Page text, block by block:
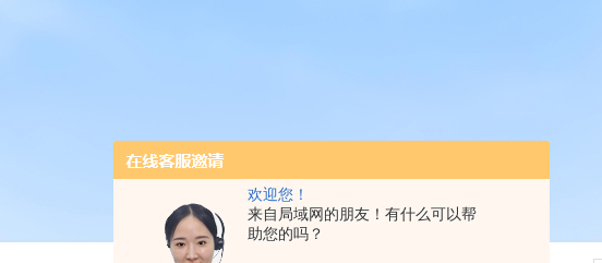
欢迎您！
来自局域网的朋友！有什么可以帮
助您的吗？